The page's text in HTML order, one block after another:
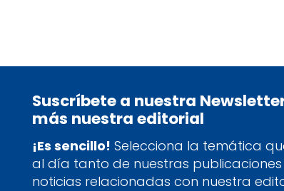
Suscríbete a nuestra
más nuestra editorial
¡Es sencillo! Selecciona la temática
al día tanto de nuestras
noticias relacionadas con nuestra